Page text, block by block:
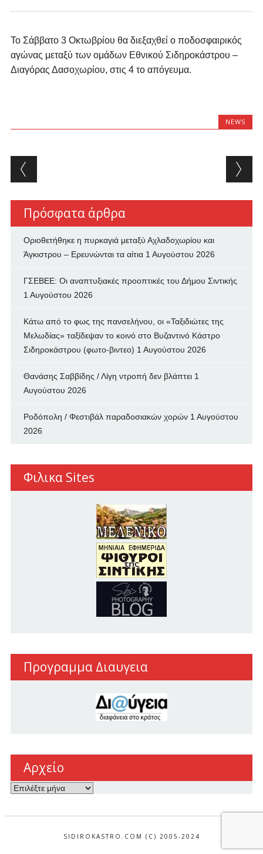
Το Σάββατο 3 Οκτωβρίου θα διεξαχθεί ο ποδοσφαιρικός
αγώνας μεταξύ των ομάδων Εθνικού Σιδηροκάστρου –
Διαγόρας Δασοχωρίου, στις 4 το απόγευμα.
NEWS
Post navigation
Πρόσφατα άρθρα
Οριοθετήθηκε η πυρκαγιά μεταξύ Αχλαδοχωρίου και
Άγκιστρου – Ερευνώνται τα αίτια 1 Αυγούστου 2026
ΓΣΕΒΕΕ: Οι αναπτυξιακές προοπτικές του Δήμου Σιντικής
1 Αυγούστου 2026
Κάτω από το φως της πανσελήνου, οι «Ταξιδιώτες της
Μελωδίας» ταξίδεψαν το κοινό στο Βυζαντινό Κάστρο
Σιδηροκάστρου (φωτο-βιντεο) 1 Αυγούστου 2026
Θανάσης Σαββίδης / Λίγη ντροπή δεν βλάπτει 1
Αυγούστου 2026
Ροδόπολη / Φεστιβάλ παραδοσιακών χορών 1 Αυγούστου
2026
Φιλικα Sites
Προγραμμα Διαυγεια
Αρχείο
Αρχείο
SIDIROKASTRO.COM (C) 2005-2024